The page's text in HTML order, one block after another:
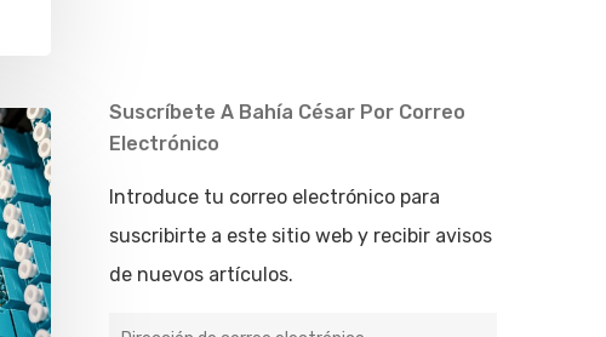
Suscríbete A Bahía César Por Correo
Electrónico
Introduce tu correo electrónico para
suscribirte a este sitio web y recibir avisos
de nuevos artículos.